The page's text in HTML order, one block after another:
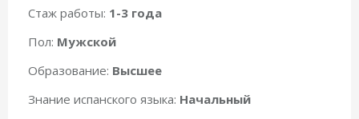
Стаж работы: 1-3 года
Пол: Мужской
Образование: Высшее
Знание испанского языка: Начальный